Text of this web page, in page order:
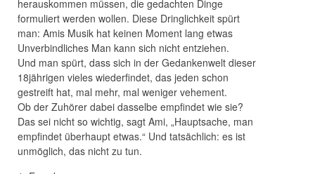
herauskommen müssen, die gedachten Dinge
formuliert werden wollen. Diese Dringlichkeit spürt
man: Amis Musik hat keinen Moment lang etwas
Unverbindliches Man kann sich nicht entziehen.
Und man spürt, dass sich in der Gedankenwelt dieser
18jährigen vieles wiederfindet, das jeden schon
gestreift hat, mal mehr, mal weniger vehement.
Ob der Zuhörer dabei dasselbe empfindet wie sie?
Das sei nicht so wichtig, sagt Ami, „Hauptsache, man
empfindet überhaupt etwas.“ Und tatsächlich: es ist
unmöglich, das nicht zu tun.